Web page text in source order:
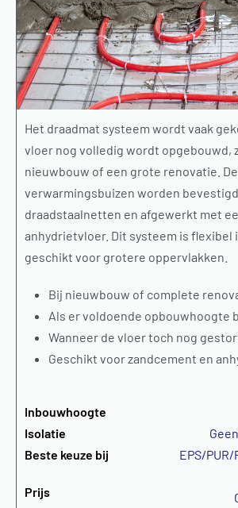
Het draadmat systeem wordt vaak
vloer nog volledig wordt opgebouwd,
nieuwbouw of een grote renovatie. De
verwarmingsbuizen worden
draadstaalnetten en afgewerkt met
anhydrietvloer. Dit systeem is flexibel
geschikt voor grotere oppervlakken.
Bij nieuwbouw of complete
Als er voldoende opbouwhoogte
Wanneer de vloer toch nog
Geschikt voor zandcement en
Inbouwhoogte
Isolatie
Beste keuze bij
Prijs
EPS/